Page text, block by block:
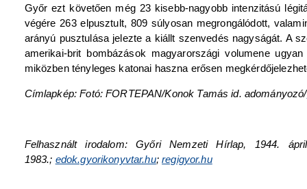
Győr ezt követően még 23 kisebb-nagyobb intenzitású
végére 263 elpusztult, 809 súlyosan megrongálódott,
arányú pusztulása jelezte a kiállt szenvedés nagyságát. A
amerikai-brit bombázások magyarországi volumene
miközben tényleges katonai haszna erősen
Címlapkép: Fotó: FORTEPAN/Konok Tamás id. adományozó/
Felhasznált irodalom: Győri Nemzeti Hírlap, 1944.
1983.; edok.gyorikonyvtar.hu;regigyor.hu